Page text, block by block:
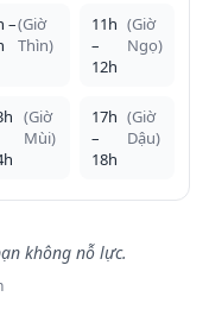
–(Giờ
Thìn)
11h
–
12h
(Giờ
Ngọ)
(Giờ
Mùi)
17h
–
18h
(Giờ
Dậu)
không nỗ lực.